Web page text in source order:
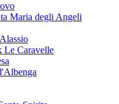
Maria degli Angeli
Le Caravelle